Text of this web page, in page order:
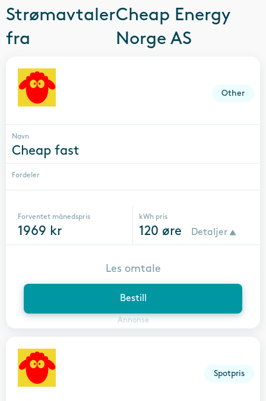
Strømavtaler
fra
Cheap Energy
Norge AS
Other
Navn
Cheap fast
Fordeler
Forventet månedspris
1969 kr
kWh pris
120 øre Detaljer
Bestill
Annonse
Les omtale
Spotpris